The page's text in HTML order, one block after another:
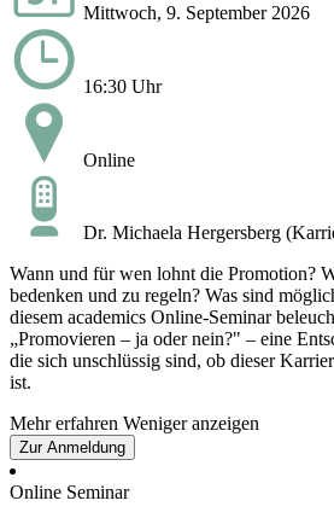
Mittwoch, 9. September 2026
16:30 Uhr
Online
Dr. Michaela Hergersberg
Wann und für wen lohnt die Promotion?
bedenken und zu regeln? Was sind
diesem academics Online-Seminar
„Promovieren – ja oder nein?" – eine
die sich unschlüssig sind, ob dieser
ist.
Mehr erfahren Weniger anzeigen
Zur Anmeldung
Online Seminar